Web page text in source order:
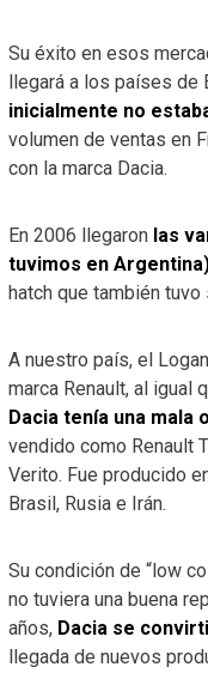
Su éxito en esos
llegará a los países de
inicialmente no
volumen de ventas en
con la marca Dacia.
En 2006 llegaron las
tuvimos en
hatch que también
A nuestro país, el
marca Renault, al igual
Dacia tenía una mala
vendido como Renault
Verito. Fue producido
Brasil, Rusia e Irán.
Su condición de “low
no tuviera una buena
años, Dacia se
llegada de nuevos